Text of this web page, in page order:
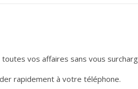
vos affaires sans vous
rapidement à votre téléphone.